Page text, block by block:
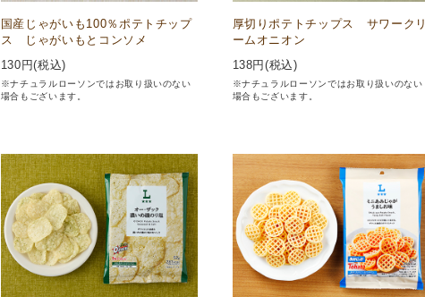
国産じゃがいも100％ポテトチップ
ス じゃがいもとコンソメ
130 円(税込)
※ナチュラルローソンではお取り扱いのない
場合もございます。
厚切りポテトチップス サワークリ
ームオニオン
138円(税込)
※ナチュラルローソンではお取り扱いのない
場合もございます。